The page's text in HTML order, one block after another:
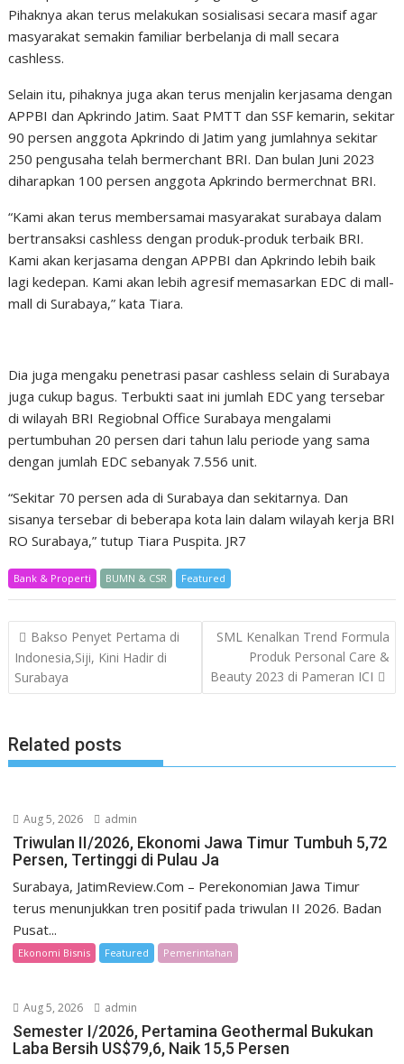
Pihaknya akan terus melakukan sosialisasi secara masif agar
masyarakat semakin familiar berbelanja di mall secara
cashless.
Selain itu, pihaknya juga akan terus menjalin kerjasama dengan
APPBI dan Apkrindo Jatim. Saat PMTT dan SSF kemarin, sekitar
90 persen anggota Apkrindo di Jatim yang jumlahnya sekitar
250 pengusaha telah bermerchant BRI. Dan bulan Juni 2023
diharapkan 100 persen anggota Apkrindo bermerchnat BRI.
“Kami akan terus membersamai masyarakat surabaya dalam
bertransaksi cashless dengan produk-produk terbaik BRI.
Kami akan kerjasama dengan APPBI dan Apkrindo lebih baik
lagi kedepan. Kami akan lebih agresif memasarkan EDC di mall-
mall di Surabaya,” kata Tiara.
Dia juga mengaku penetrasi pasar cashless selain di Surabaya
juga cukup bagus. Terbukti saat ini jumlah EDC yang tersebar
di wilayah BRI Regiobnal Office Surabaya mengalami
pertumbuhan 20 persen dari tahun lalu periode yang sama
dengan jumlah EDC sebanyak 7.556 unit.
“Sekitar 70 persen ada di Surabaya dan sekitarnya. Dan
sisanya tersebar di beberapa kota lain dalam wilayah kerja BRI
RO Surabaya,” tutup Tiara Puspita. JR7
Bank & Properti BUMN & CSR Featured
Post
navigation
Bakso Penyet Pertama di
Indonesia,Siji, Kini Hadir di
Surabaya
SML Kenalkan Trend Formula
Produk Personal Care &
Beauty 2023 di Pameran ICI
Related posts
Aug 5, 2026 admin
Triwulan II/2026, Ekonomi Jawa Timur Tumbuh 5,72
Persen, Tertinggi di Pulau Ja
Surabaya, JatimReview.Com – Perekonomian Jawa Timur
terus menunjukkan tren positif pada triwulan II 2026. Badan
Pusat...
Ekonomi Bisnis Featured Pemerintahan
Aug 5, 2026 admin
Semester I/2026, Pertamina Geothermal Bukukan
Laba Bersih US$79,6, Naik 15,5 Persen